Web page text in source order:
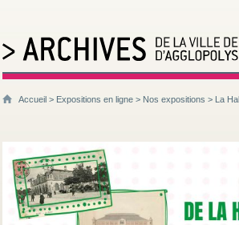
Accueil > Expositions en ligne > Nos expositions > La